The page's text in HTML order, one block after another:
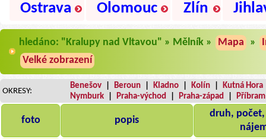
Ostrava
Olomouc Zlín
hledáno: "Kralupy nad Vltavou" » Mělník » Mapa »
Velké zobrazení
OKRESY:
Benešov Beroun Kladno Kolín Kutná Hora
Nymburk
Praha-východ Praha-západ Příbram
foto popis
druh,